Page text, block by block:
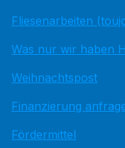
Fliesenarbeiten
Was nur wir haben
Weihnachtspost
Finanzierung
Fördermittel